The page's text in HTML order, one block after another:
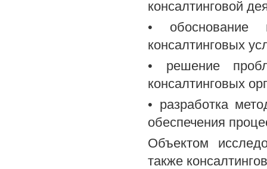
консалтинговой
• обоснование
консалтинговых
• решение
консалтинговых
• разработка
обеспечения
Объектом
также